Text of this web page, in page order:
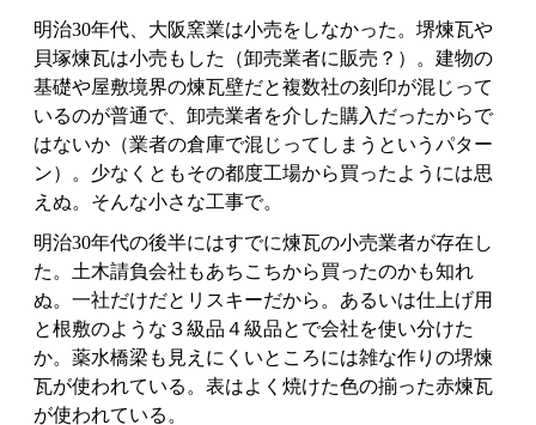
明治30年代、大阪窯業は小売をしなかった。堺煉瓦や
貝塚煉瓦は小売もした（卸売業者に販売？）。建物の
基礎や屋敷境界の煉瓦壁だと複数社の刻印が混じって
いるのが普通で、卸売業者を介した購入だったからで
はないか（業者の倉庫で混じってしまうというパター
ン）。少なくともその都度工場から買ったようには思
えぬ。そんな小さな工事で。
明治30年代の後半にはすでに煉瓦の小売業者が存在し
た。土木請負会社もあちこちから買ったのかも知れ
ぬ。一社だけだとリスキーだから。あるいは仕上げ用
と根敷のような３級品４級品とで会社を使い分けた
か。薬水橋梁も見えにくいところには雑な作りの堺煉
瓦が使われている。表はよく焼けた色の揃った赤煉瓦
が使われている。